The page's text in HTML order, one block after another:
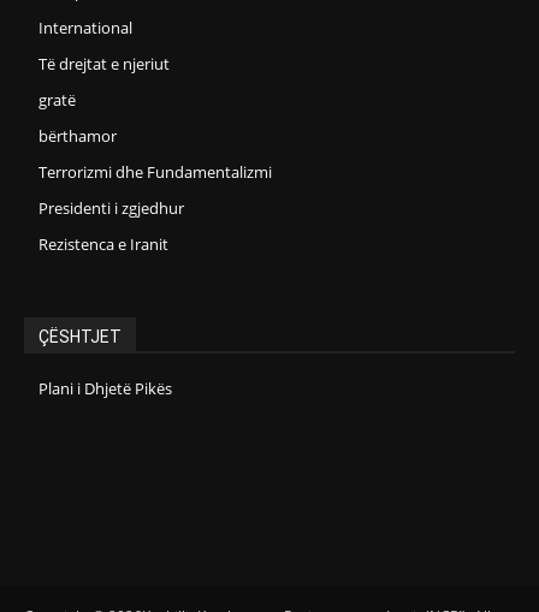
International
Të drejtat e njeriut
gratë
bërthamor
Terrorizmi dhe Fundamentalizmi
Presidenti i zgjedhur
Rezistenca e Iranit
ÇËSHTJET
Plani i Dhjetë Pikës